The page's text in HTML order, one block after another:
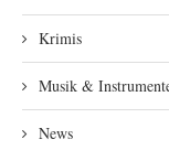
Krimis
Musik &
News